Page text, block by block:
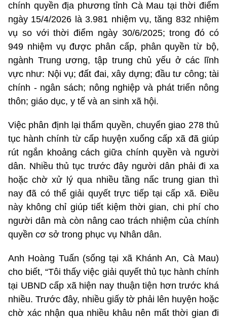
chính quyền địa phương tỉnh Cà Mau tại thời điểm
ngày 15/4/2026 là 3.981 nhiệm vụ, tăng 832 nhiệm
vụ so với thời điểm ngày 30/6/2025; trong đó có
949 nhiệm vụ được phân cấp, phân quyền từ bộ,
ngành Trung ương, tập trung chủ yếu ở các lĩnh
vực như: Nội vụ; đất đai, xây dựng; đầu tư công; tài
chính - ngân sách; nông nghiệp và phát triển nông
thôn; giáo dục, y tế và an sinh xã hội.
Việc phân định lại thẩm quyền, chuyển giao 278 thủ
tục hành chính từ cấp huyện xuống cấp xã đã giúp
rút ngắn khoảng cách giữa chính quyền và người
dân. Nhiều thủ tục trước đây người dân phải đi xa
hoặc chờ xử lý qua nhiều tầng nấc trung gian thì
nay đã có thể giải quyết trực tiếp tại cấp xã. Điều
này không chỉ giúp tiết kiệm thời gian, chi phí cho
người dân mà còn nâng cao trách nhiệm của chính
quyền cơ sở trong phục vụ Nhân dân.
Anh Hoàng Tuấn (sống tại xã Khánh An, Cà Mau)
cho biết, “Tôi thấy việc giải quyết thủ tục hành chính
tại UBND cấp xã hiện nay thuận tiện hơn trước khá
nhiều. Trước đây, nhiều giấy tờ phải lên huyện hoặc
chờ xác nhận qua nhiều khâu nên mất thời gian đi